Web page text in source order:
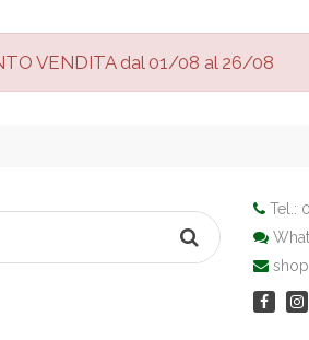
VENDITA dal 01/08 al 26/08
Tel.: